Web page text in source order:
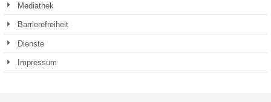
Mediathek
Barrierefreiheit
Dienste
Impressum